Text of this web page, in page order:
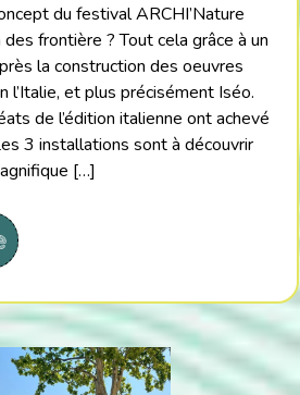
du festival ARCHI’Nature
frontière ? Tout cela grâce à un
la construction des oeuvres
l’Italie, et plus précisément Iséo.
de l’édition italienne ont achevé
3 installations sont à découvrir
[…]